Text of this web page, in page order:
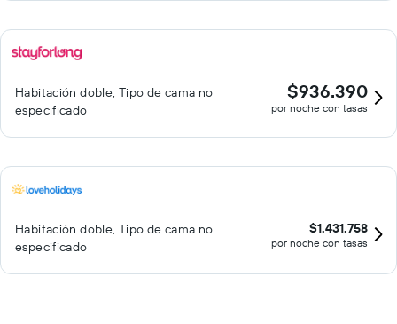
Habitación doble, Tipo de cama no
especificado
$936.390
por noche con tasas
Habitación doble, Tipo de cama no
especificado
$1.431.758
por noche con tasas